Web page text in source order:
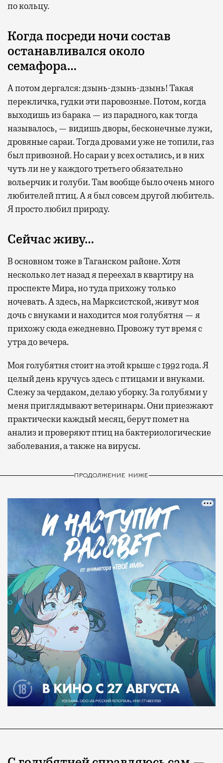
по кольцу.
Когда посреди ночи состав
останавливался около
семафора…
А потом дергался: дзынь-дзынь-дзынь! Такая
перекличка, гудки эти паровозные. Потом, когда
выходишь из барака — из парадного, как тогда
называлось, — видишь дворы, бесконечные лужи,
дровяные сараи. Тогда дровами уже не топили, газ
был привозной. Но сараи у всех остались, и в них
чуть ли не у каждого третьего обязательно
вольерчик и голуби. Там вообще было очень много
любителей птиц. А я был совсем другой любитель.
Я просто любил природу.
Сейчас живу…
В основном тоже в Таганском районе. Хотя
несколько лет назад я переехал в квартиру на
проспекте Мира, но туда прихожу только
ночевать. А здесь, на Марксистской, живут моя
дочь с внуками и находится моя голубятня — я
прихожу сюда ежедневно. Провожу тут время с
утра до вечера.
Моя голубятня стоит на этой крыше с 1992 года. Я
целый день кручусь здесь с птицами и внуками.
Слежу за чердаком, делаю уборку. За голубями у
меня приглядывают ветеринары. Они приезжают
практически каждый месяц, берут помет на
анализ и проверяют птиц на бактериологические
заболевания, а также на вирусы.
ПРОДОЛЖЕНИЕ НИЖЕ